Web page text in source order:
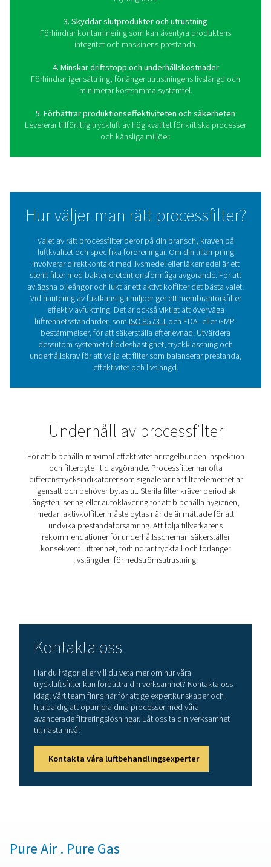
Fördelar med att
processfilter i
Investering i rätt processfilter garanterar överlägsen
regelefterlevnad och långsiktig driftseffektivitet för
1. Säkerställer ultraren, föroreningsfri luft
Oumbärlig för sterila och högrena tillämpningar
livsmedels-, läkemedels- och sjukvårdssektorn
2. Överensstämmelse med
Hjälper till att uppfylla ISO 8573-1-, FDA- och
bestämmelser, vilket säkerställer godkännande
myndigheter.
3. Skyddar slutprodukter och utrustning
Förhindrar igensättning, förlänger utrustningens
minimerar kostsamma systemfel.
5. Förbättrar produktionseffektiviteten och
Levererar tillförlitlig tryckluft av hög kvalitet för kritiska
och känsliga miljöer.
luftkvalitet och specifika föroreningar. Om din
involverar direktkontakt med livsmedel eller